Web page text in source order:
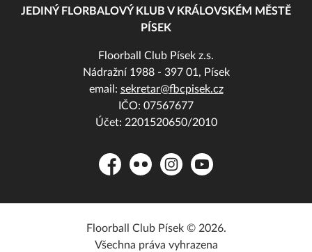
JEDINÝ FLORBALOVÝ KLUB V KRÁLOVSKÉM MĚSTĚ
PÍSEK
Floorball Club Písek z.s.
Nádražní 1988 - 397 01, Písek
email: sekretar@fbcpisek.cz
IČO: 07567677
Účet: 2201520650/2010
FacebookFlickr InstagramYouTube
Floorball Club Písek © 2026.
Všechna práva vyhrazena